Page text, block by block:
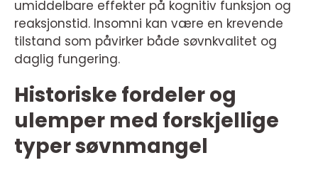
umiddelbare effekter på kognitiv funksjon og
reaksjonstid. Insomni kan være en krevende
tilstand som påvirker både søvnkvalitet og
daglig fungering.
Historiske fordeler og
ulemper med forskjellige
typer søvnmangel